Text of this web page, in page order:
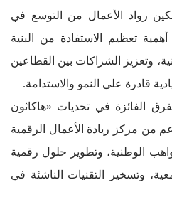
رواد الأعمال من التوسع في
تعظيم الاستفادة من البنية
وتعزيز الشراكات بين القطاعين
قادرة على النمو والاستدامة.
الفائزة في تحديات «هاكاثون
من مركز ريادة الأعمال الرقمية
الوطنية، وتطوير حلول رقمية
وتسخير التقنيات الناشئة في